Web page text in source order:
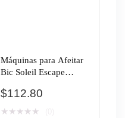
Máquinas para Afeitar
Bic Soleil Escape
$112.80
★ ★ ★ ★ ★